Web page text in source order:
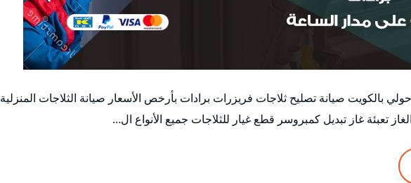
بالكويت صيانة تصليح ثلاجات فريزرات برادات بأرخص الأسعار صيانة الثلاجات المنزلية
تعبئة غاز تبديل كمبروسر قطع غيار للثلاجات جميع الأنواع ال…